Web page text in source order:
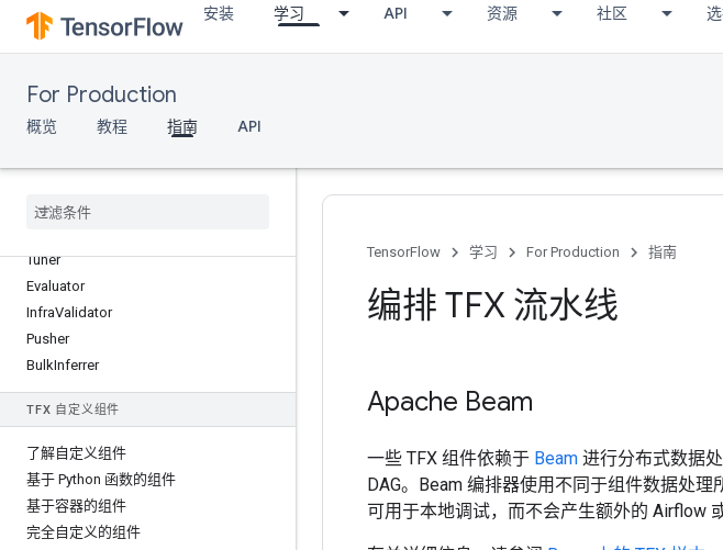
安装 学习 API 资源 社区
For Production
概览 教程 指南 API
本地流水线
ExampleGen
StatisticsGen
转换
Tuner
Evaluator
InfraValidator
Pusher
BulkInferrer
TFX 自定义组件
了解自定义组件
基于 Python 函数的组件
基于容器的组件
完全自定义的组件
TensorFlow
学习 For Production 指南
编排 TFX 流水线
Apache Beam
一些 TFX 组件依赖于 Beam 进行分布式数据
DAG。Beam 编排器使用不同于组件数据处理
可用于本地调试，而不会产生额外的 Airflow